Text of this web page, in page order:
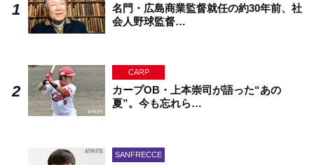
名門・広島商業監督就任の約30年前、社
会人野球監督…
CARP
カープOB・上本崇司が語った“あの
夏”。今も忘れら…
SANFRECCE